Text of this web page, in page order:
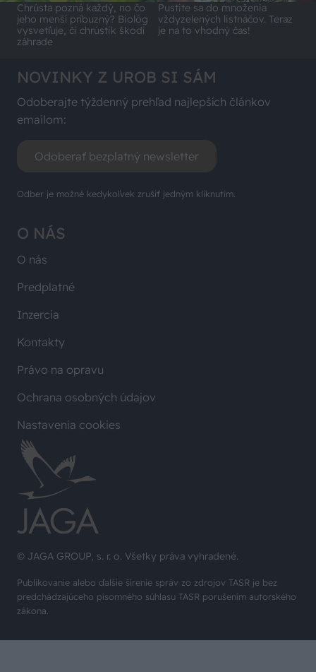
Chrústa pozná každý, no čo
jeho menší príbuzný? Biológ
vysvetľuje, či chrústik škodí
záhrade
Pustite sa do množenia
vždyzelených listnáčov. Teraz
je na to vhodný čas!
© JAGA GROUP, s. r. o. Všetky práva vyhradené.
Publikovanie alebo ďalšie šírenie správ zo zdrojov TASR je bez
predchádzajúceho písomného súhlasu TASR porušením autorského
zákona.
O NÁS
O nás
Predplatné
Inzercia
Kontakty
Právo na opravu
Ochrana osobných údajov
Nastavenia cookies
NOVINKY Z UROB SI SÁM
Odoberajte týždenný prehľad najlepších článkov
emailom:
Odoberať bezplatný newsletter
Odber je možné kedykoľvek zrušiť jedným kliknutím.